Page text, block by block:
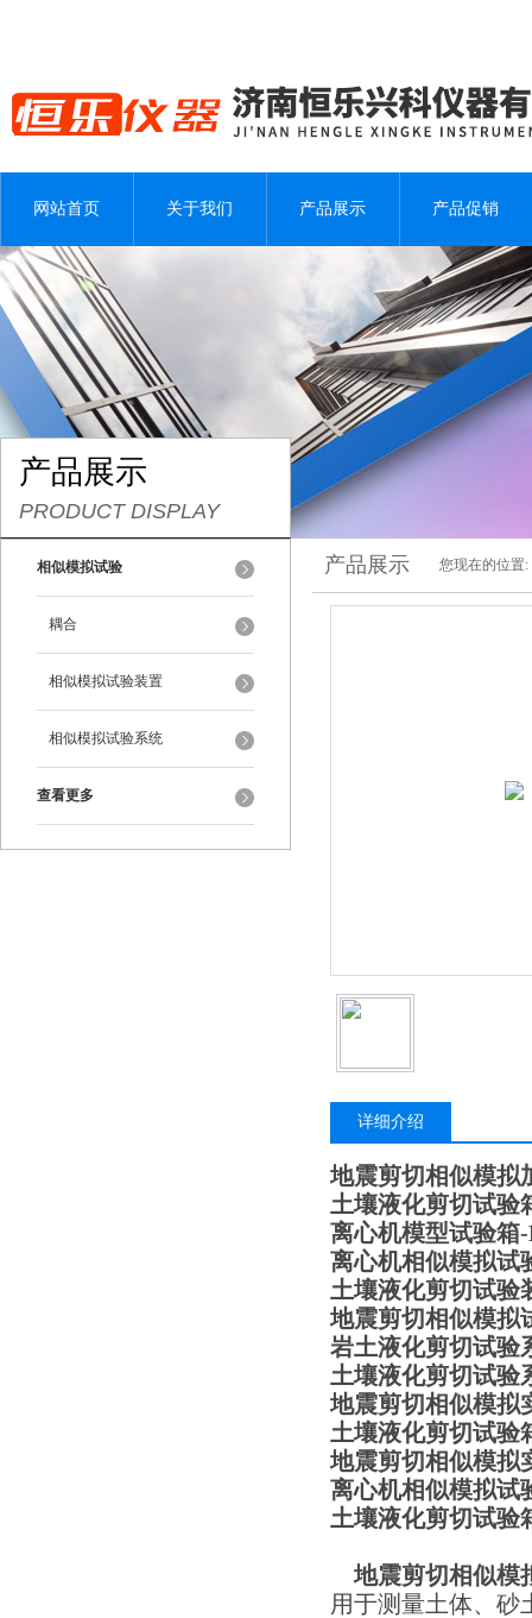
网站首页 关于我们 产品展示 产品促销
产品展示
PRODUCT DISPLAY
相似模拟试验
耦合
相似模拟试验装置
相似模拟试验系统
查看更多
产品展示 您现在的位置:
详细介绍
地震剪切相似模拟
土壤液化剪切试验
离心机模型试验箱
离心机相似模拟试
土壤液化剪切试验
地震剪切相似模拟
岩土液化剪切试验
土壤液化剪切试验
地震剪切相似模拟
土壤液化剪切试验
地震剪切相似模拟
离心机相似模拟试
土壤液化剪切试验
地震剪切相似模
用于测量土体、砂